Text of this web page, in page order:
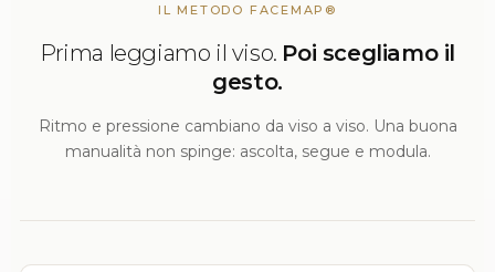
IL METODO FACEMAP®
Prima leggiamo il viso. Poi scegliamo il
gesto.
Ritmo e pressione cambiano da viso a viso. Una buona
manualità non spinge: ascolta, segue e modula.